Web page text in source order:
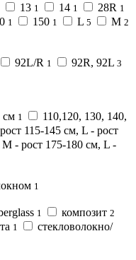
13 1 14 1 28R 1
1 150 1 L 5 M 2
92L/R 1 92R, 92L 3
см 1
110,120, 130, 140,
115-145 см, L - рост
- рост 175-180 см, L -
1
1 композит 2
1
стекловолокно/